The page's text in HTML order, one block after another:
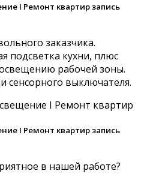
I Ремонт квартир запись
заказчика.
подсветка кухни, плюс
рабочей зоны.
выключателя.
I Ремонт квартир запись
в нашей работе?